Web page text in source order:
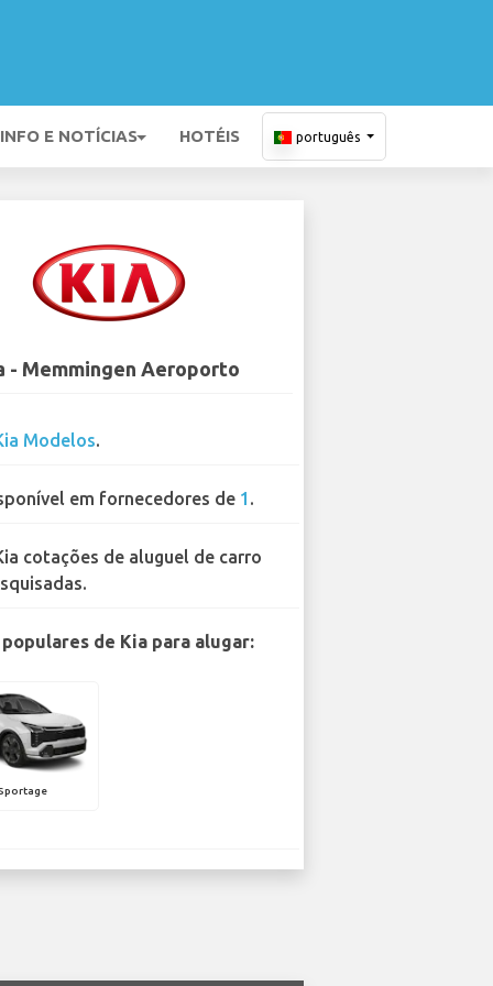
INFO E NOTÍCIAS HOTÉIS português
- Memmingen Aeroporto
Modelos.
em fornecedores de 1 .
cotações de aluguel de carro
de Kia para alugar: